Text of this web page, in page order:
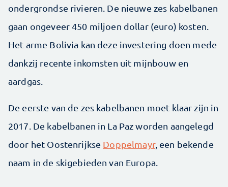
ondergrondse rivieren. De nieuwe zes kabelbanen
gaan ongeveer 450 miljoen dollar (euro) kosten.
Het arme Bolivia kan deze investering doen mede
dankzij recente inkomsten uit mijnbouw en
aardgas.
De eerste van de zes kabelbanen moet klaar zijn in
2017. De kabelbanen in La Paz worden aangelegd
door het Oostenrijkse Doppelmayr, een bekende
naam in de skigebieden van Europa.